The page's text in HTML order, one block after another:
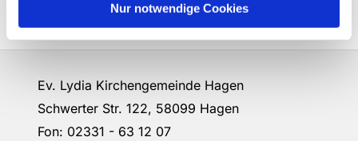
Nur notwendige Cookies
Ev. Lydia Kirchengemeinde Hagen
Schwerter Str. 122, 58099 Hagen
Fon: 02331 - 63 12 07